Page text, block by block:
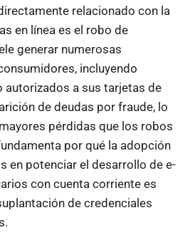
relacionado con la
en línea es el robo de
generar numerosas
incluyendo
autorizados a sus tarjetas de
de deudas por fraude, lo
pérdidas que los robos
por qué la adopción
en potenciar el desarrollo de e-
con cuenta corriente es
de credenciales